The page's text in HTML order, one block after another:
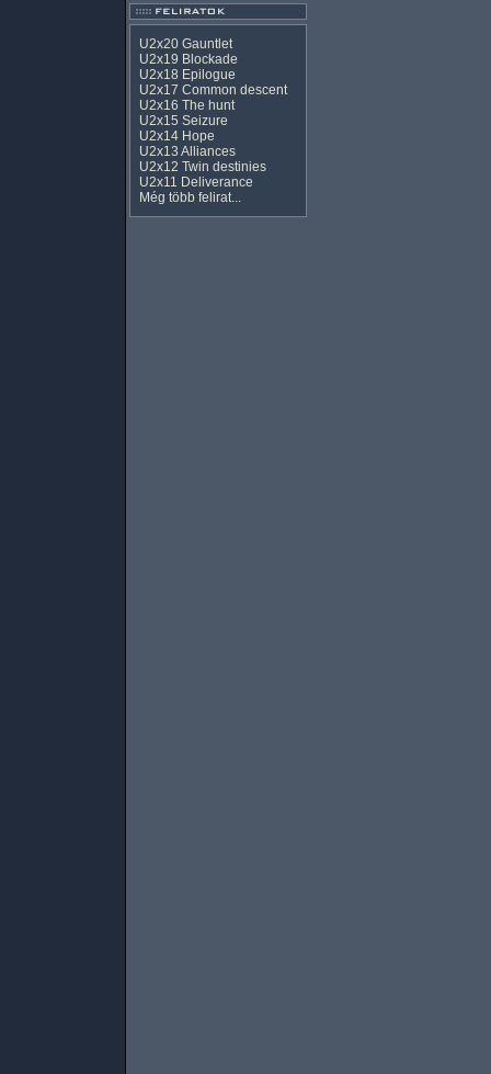
U2x20 Gauntlet
U2x19 Blockade
U2x18 Epilogue
U2x17 Common descent
U2x16 The hunt
U2x15 Seizure
U2x14 Hope
U2x13 Alliances
U2x12 Twin destinies
U2x11 Deliverance
Még több felirat...